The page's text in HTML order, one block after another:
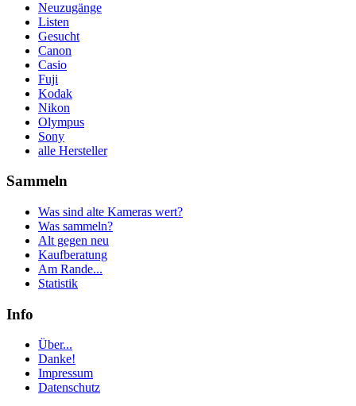
Neuzugänge
Listen
Gesucht
Canon
Casio
Fuji
Kodak
Nikon
Olympus
Sony
alle Hersteller
Sammeln
Was sind alte Kameras wert?
Was sammeln?
Alt gegen neu
Kaufberatung
Am Rande...
Statistik
Info
Über...
Danke!
Impressum
Datenschutz